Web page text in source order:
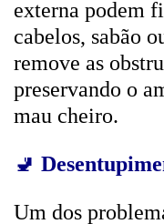
externa podem
cabelos, sabão
remove as
preservando o
mau cheiro.
🚽
Um dos